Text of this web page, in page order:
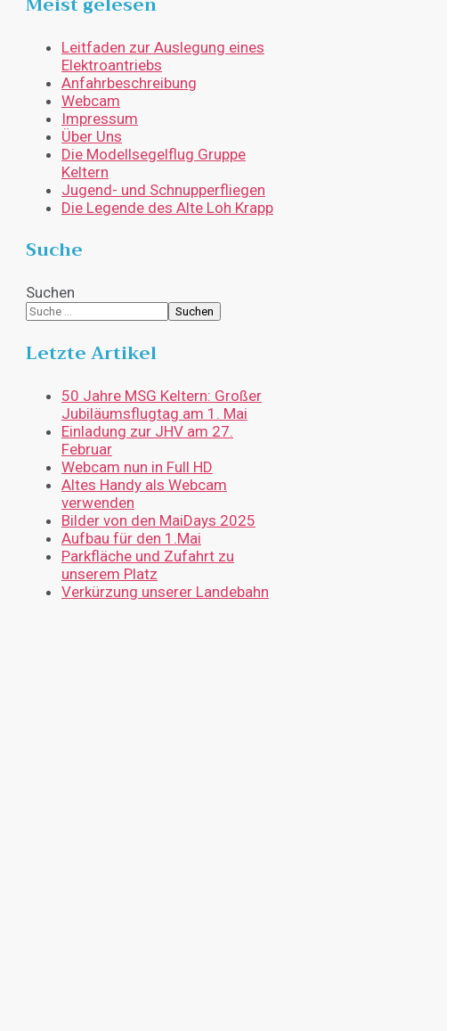
Leitfaden zur Auslegung eines
Elektroantriebs
Anfahrbeschreibung
Webcam
Impressum
Über Uns
Die Modellsegelflug Gruppe
Keltern
Jugend- und Schnupperfliegen
Die Legende des Alte Loh Krapp
Suche
Suchen
Suchen
Letzte Artikel
50 Jahre MSG Keltern: Großer
Jubiläumsflugtag am 1. Mai
Einladung zur JHV am 27.
Februar
Webcam nun in Full HD
Altes Handy als Webcam
verwenden
Bilder von den MaiDays 2025
Aufbau für den 1.Mai
Parkfläche und Zufahrt zu
unserem Platz
Verkürzung unserer Landebahn